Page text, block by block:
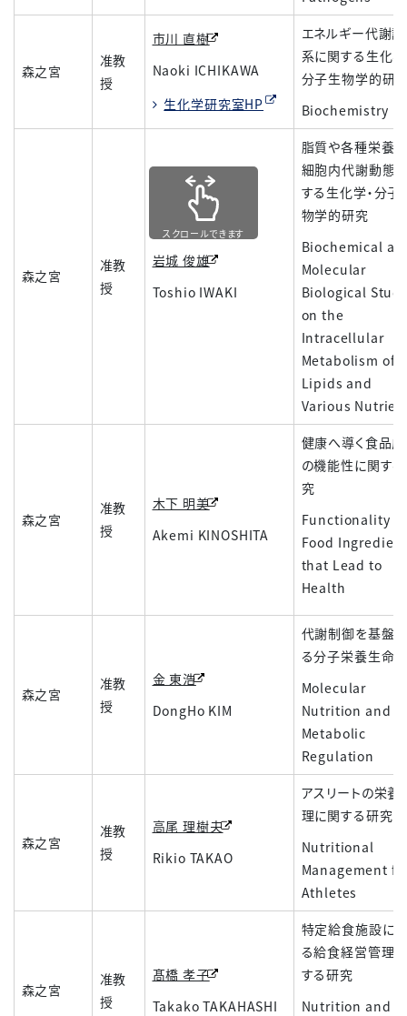
森之宮
准教
授
市川 直樹
Naoki ICHIKAWA
生化学研究室HP
エネルギー代謝
系に関する生化学
分子生物学的研
Biochemistry
森之宮
准教
授
岩城 俊雄
Toshio IWAKI
脂質や各種栄養
細胞内代謝動態
する生化学・分子
物学的研究
Biochemical
Molecular
Biological
on the
Intracellular
Metabolism of
Lipids and
Various
森之宮
准教
授
木下 明美
Akemi KINOSHITA
健康へ導く食品
の機能性に関す
究
Functionality of
Food
that Lead to
Health
森之宮
准教
授
金 東浩
DongHo KIM
代謝制御を基盤
る分子栄養生命
Molecular
Nutrition and
Metabolic
Regulation
森之宮
准教
授
高尾 理樹夫
Rikio TAKAO
アスリートの栄養
理に関する研究
Nutritional
Management
Athletes
森之宮
准教
授
髙橋 孝子
Takako TAKAHASHI
特定給食施設に
る給食経営管理
する研究
Nutrition and
スクロールできます